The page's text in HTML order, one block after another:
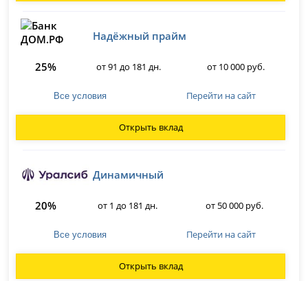
Надёжный прайм
25% от 91 до 181 дн. от 10 000 руб.
Все условия Перейти на сайт
Открыть вклад
Динамичный
20% от 1 до 181 дн. от 50 000 руб.
Все условия Перейти на сайт
Открыть вклад